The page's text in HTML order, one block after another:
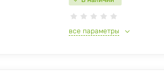
все параметры